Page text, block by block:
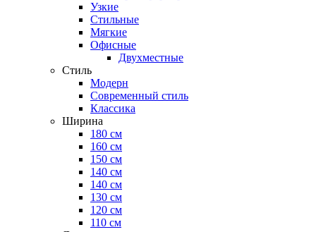
Узкие
Стильные
Мягкие
Офисные
Двухместные
Стиль
Модерн
Современный стиль
Классика
Ширина
180 см
160 см
150 см
140 см
140 см
130 см
120 см
110 см